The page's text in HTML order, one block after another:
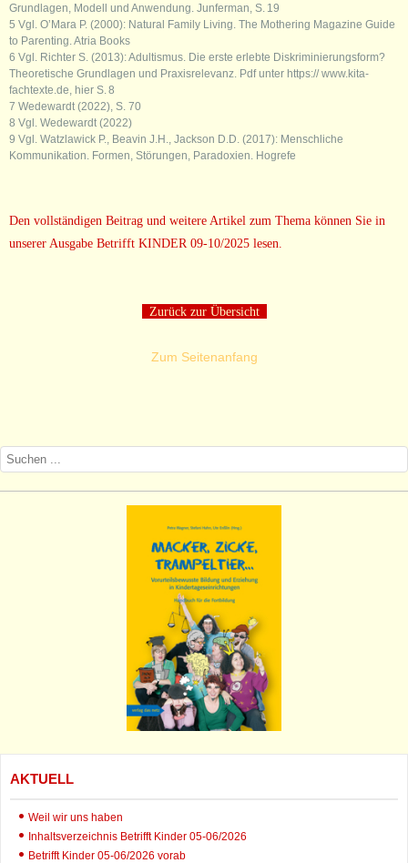
Grundlagen, Modell und Anwendung. Junferman, S. 19
5 Vgl. O’Mara P. (2000): Natural Family Living. The Mothering Magazine Guide
to Parenting. Atria Books
6 Vgl. Richter S. (2013): Adultismus. Die erste erlebte Diskriminierungsform?
Theoretische Grundlagen und Praxisrelevanz. Pdf unter https:// www.kita-
fachtexte.de, hier S. 8
7 Wedewardt (2022), S. 70
8 Vgl. Wedewardt (2022)
9 Vgl. Watzlawick P., Beavin J.H., Jackson D.D. (2017): Menschliche
Kommunikation. Formen, Störungen, Paradoxien. Hogrefe
Den vollständigen Beitrag und weitere Artikel zum Thema können Sie in
unserer Ausgabe Betrifft KINDER 09-10/2025 lesen.
Zurück zur Übersicht
Zum Seitenanfang
AKTUELL
Weil wir uns haben
Inhaltsverzeichnis Betrifft Kinder 05-06/2026
Betrifft Kinder 05-06/2026 vorab